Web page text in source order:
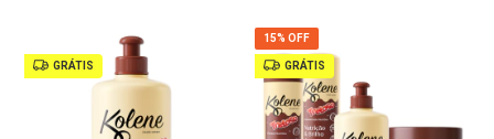
GRÁTIS GRÁTIS
15% OFF